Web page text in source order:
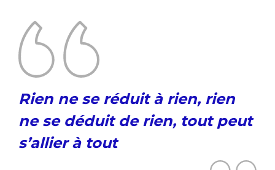
Rien ne se réduit à rien, rien
ne se déduit de rien, tout peut
s’allier à tout